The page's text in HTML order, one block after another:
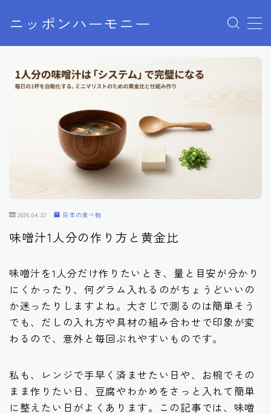
ニッポンハーモニー
MENU
プライバシーポリシー
特定商取引法に基づく表記
お問い合わせ
2026.04.22 日本の食べ物
味噌汁1人分の作り方と黄金比
味噌汁を1人分だけ作りたいとき、量と目安が分かり
にくかったり、何グラム入れるのがちょうどいいの
か迷ったりしますよね。大さじで測るのは簡単そう
でも、だしの入れ方や具材の組み合わせで印象が変
わるので、意外と毎回ぶれやすいものです。
私も、レンジで手早く済ませたい日や、お椀でその
まま作りたい日、豆腐やわかめをさっと入れて簡単
に整えたい日がよくあります。この記事では、味噌